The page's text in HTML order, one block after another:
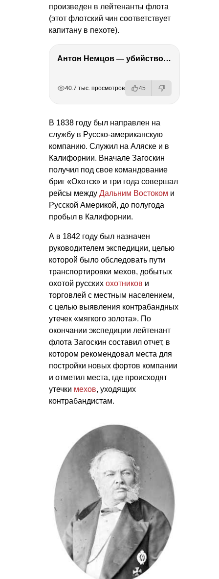
произведен в лейтенанты флота
(этот флотский чин соответствует
капитану в пехоте).
Антон Немцов — убийство Бориса Немцова, переезд в Дубай, семья и политика
40.7 тыс. просмотров 45
В 1838 году был направлен на
службу в Русско-американскую
компанию. Служил на Аляске и в
Калифорнии. Вначале Загоскин
получил под свое командование
бриг «Охотск» и три года совершал
рейсы между Дальним Востоком и
Русской Америкой, до полугода
пробыл в Калифорнии.
А в 1842 году был назначен
руководителем экспедиции, целью
которой было обследовать пути
транспортировки мехов, добытых
охотой русских охотников и
торговлей с местным населением,
с целью выявления контрабандных
утечек «мягкого золота». По
окончании экспедиции лейтенант
флота Загоскин составил отчет, в
котором рекомендовал места для
постройки новых фортов компании
и отметил места, где происходят
утечки мехов, уходящих
контрабандистам.